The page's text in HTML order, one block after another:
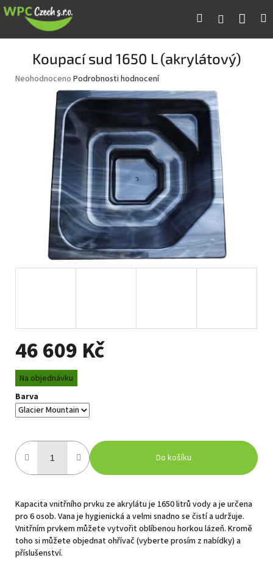
Přejít
na
Hledat Přihlášení
Koupací sud 1650 L (akrylátový)
Průměrné
hvězdiček.
Neohodnoceno Podrobnosti hodnocení
46 609 Kč
Měrná
cena:
Na objednávku
Barva
Do košíku
Kapacita vnitřního prvku ze akrylátu je 1650 litrů vody a je určena
pro 6 osob. Vana je hygienická a velmi snadno se čistí a udržuje.
Vnitřním prvkem můžete vytvořit oblíbenou horkou lázeň. Kromě
toho si můžete objednat ohřívač (vyberte prosím z nabídky) a
příslušenství.